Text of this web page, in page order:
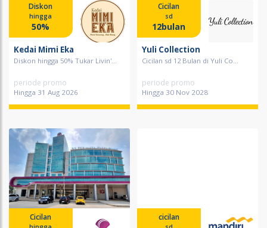
Diskon
hingga
50%
Kedai Mimi Eka
Diskon hingga 50% Tukar Livin'...
periode promo
Hingga 31 Aug 2026
Cicilan
sd
12bulan
Yuli Collection
Cicilan sd 12 Bulan di Yuli Co...
periode promo
Hingga 30 Nov 2028
Cicilan cicilan